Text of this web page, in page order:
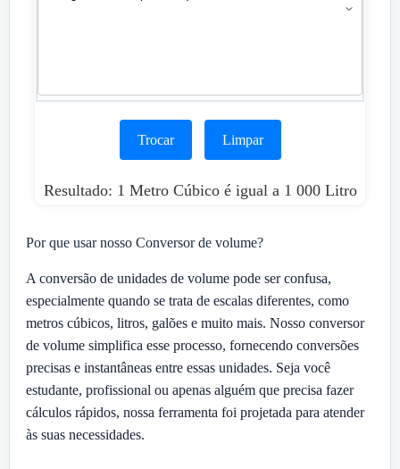
Trocar Limpar
Resultado: 1 Metro Cúbico é igual a 1 000 Litro
Por que usar nosso Conversor de volume?
A conversão de unidades de volume pode ser confusa,
especialmente quando se trata de escalas diferentes, como
metros cúbicos, litros, galões e muito mais. Nosso conversor
de volume simplifica esse processo, fornecendo conversões
precisas e instantâneas entre essas unidades. Seja você
estudante, profissional ou apenas alguém que precisa fazer
cálculos rápidos, nossa ferramenta foi projetada para atender
às suas necessidades.